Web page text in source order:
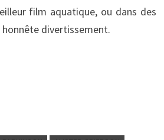
film aquatique, ou dans des
divertissement.